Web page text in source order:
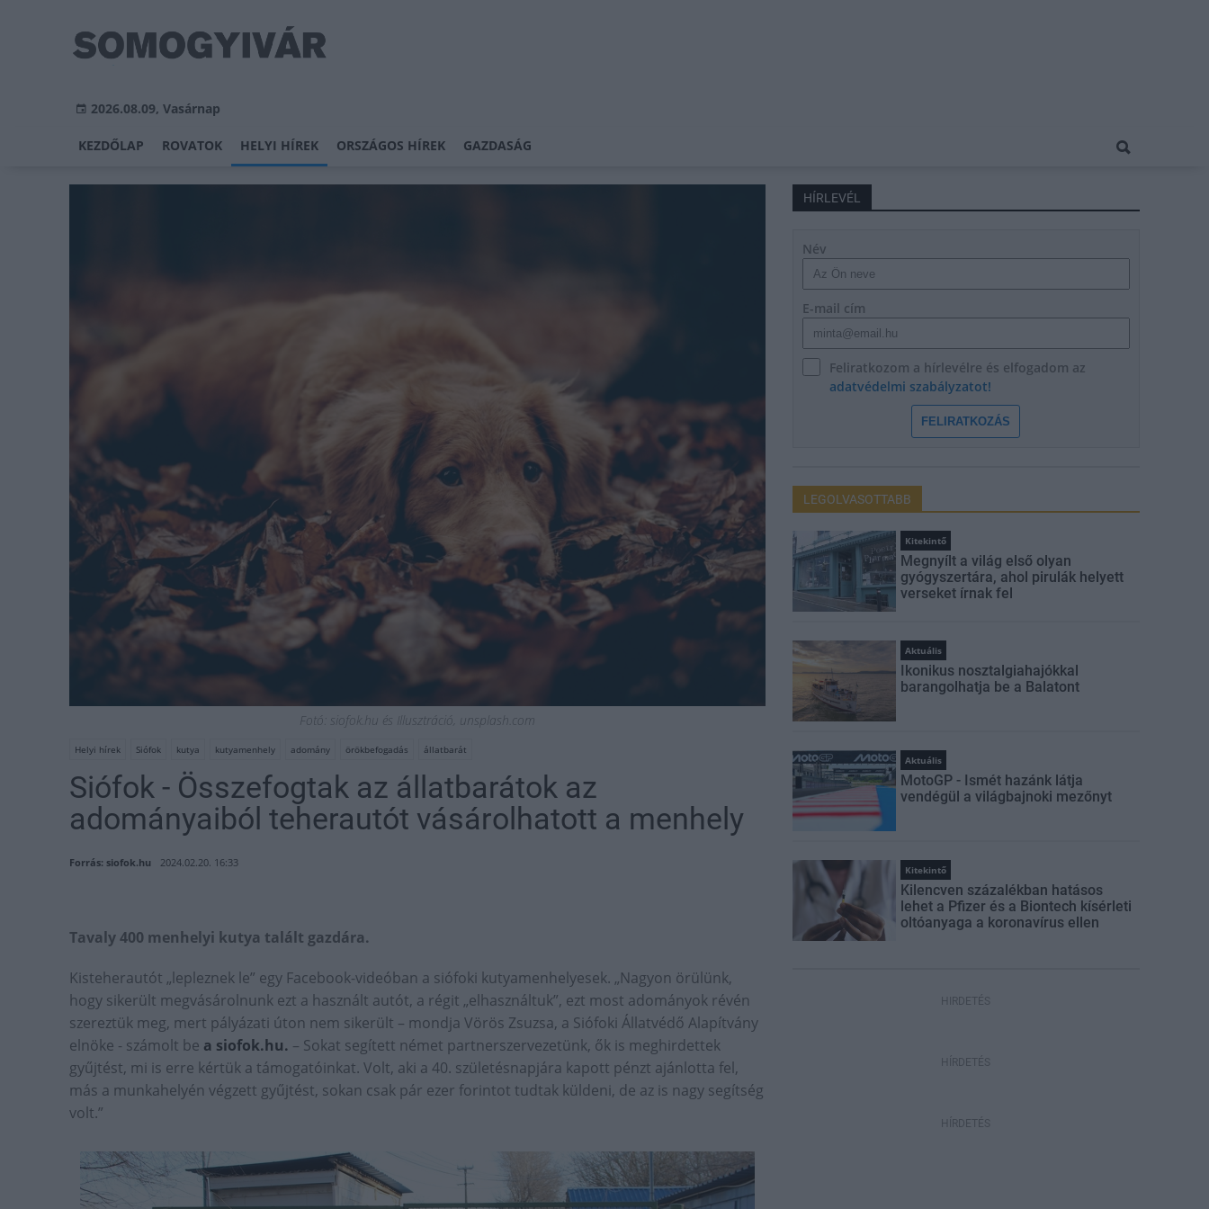
2026.08.09, Vasárnap
KEZDŐLAP ROVATOK HELYI HÍREK ORSZÁGOS HÍREK GAZDASÁG
Fotó: siofok.hu és Illusztráció, unsplash.com
Helyi hírek Siófok kutya kutyamenhely adomány örökbefogadás állatbarát
Siófok - Összefogtak az állatbarátok az
adományaiból teherautót vásárolhatott a menhely
Forrás: siofok.hu 2024.02.20. 16:33
Tavaly 400 menhelyi kutya talált gazdára.
Kisteherautót „lepleznek le” egy Facebook-videóban a siófoki kutyamenhelyesek. „Nagyon örülünk,
hogy sikerült megvásárolnunk ezt a használt autót, a régit „elhasználtuk”, ezt most adományok révén
szereztük meg, mert pályázati úton nem sikerült – mondja Vörös Zsuzsa, a Siófoki Állatvédő Alapítvány
elnöke - számolt be a siofok.hu. – Sokat segített német partnerszervezetünk, ők is meghirdettek
gyűjtést, mi is erre kértük a támogatóinkat. Volt, aki a 40. születésnapjára kapott pénzt ajánlotta fel,
más a munkahelyén végzett gyűjtést, sokan csak pár ezer forintot tudtak küldeni, de az is nagy segítség
volt.”
HÍRLEVÉL
Név
E-mail cím
Feliratkozom a hírlevélre és elfogadom az
adatvédelmi szabályzatot!
FELIRATKOZÁS
LEGOLVASOTTABB
Kitekintő
Megnyílt a világ első olyan
gyógyszertára, ahol pirulák helyett
verseket írnak fel
Aktuális
Ikonikus nosztalgiahajókkal
barangolhatja be a Balatont
Aktuális
MotoGP - Ismét hazánk látja
vendégül a világbajnoki mezőnyt
Kitekintő
Kilencven százalékban hatásos
lehet a Pfizer és a Biontech kísérleti
oltóanyaga a koronavírus ellen
HIRDETÉS
HÍRDETÉS
HÍRDETÉS